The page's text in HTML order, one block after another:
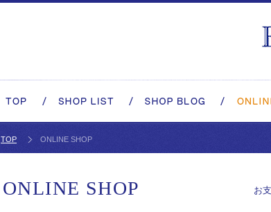
TOP ONLINE SHOP
ONLINE SHOP お